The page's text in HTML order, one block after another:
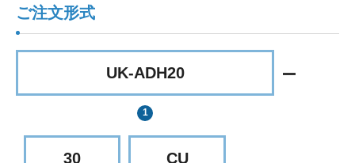
ご注文形式
UK-ADH20
30 CU